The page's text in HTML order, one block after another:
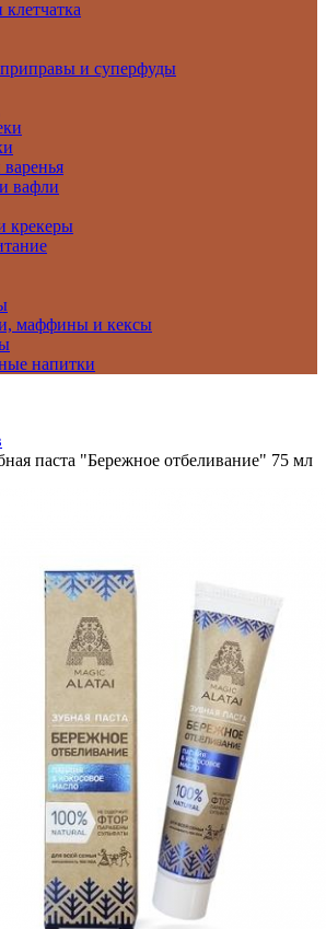
и суперфуды
вафли
крекеры
маффины и кексы
напитки
паста "Бережное отбеливание" 75 мл